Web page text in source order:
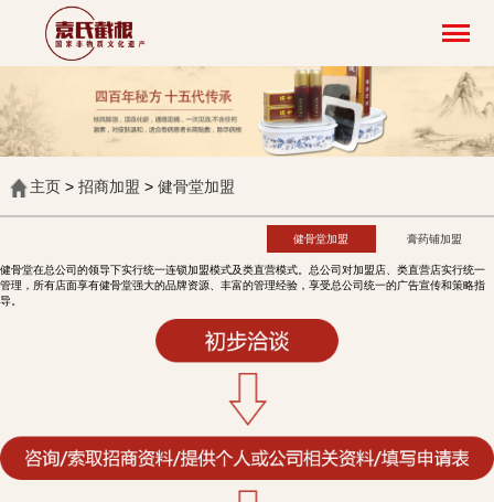
主页> 招商加盟 > 健骨堂加盟
膏药铺加盟
健骨堂加盟
健骨堂在总公司的领导下实行统一连锁加盟模式及类直营模式。总公司对加盟店、类直营店实行统一
管理，所有店面享有健骨堂强大的品牌资源、丰富的管理经验，享受总公司统一的广告宣传和策略指
导。